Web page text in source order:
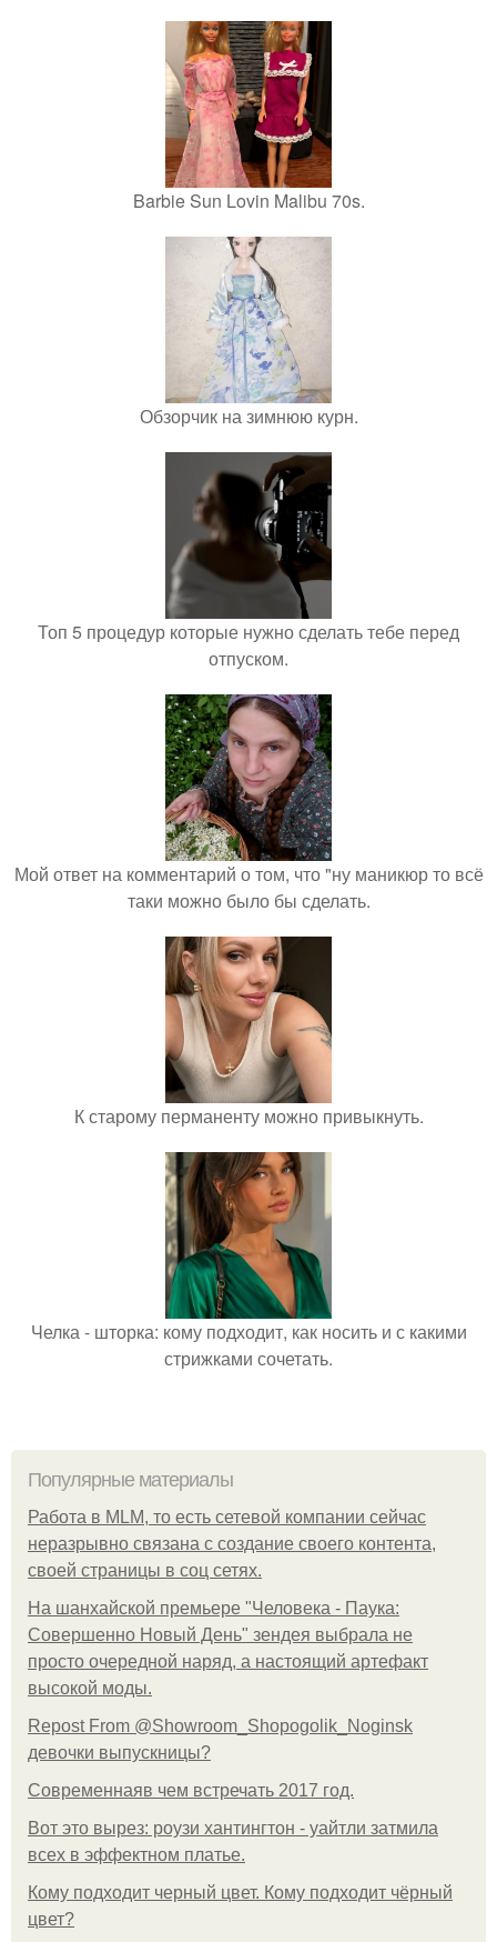
Barbie Sun Lovin Malibu 70s.
Обзорчик на зимнюю курн.
Топ 5 процедур которые нужно сделать тебе перед
отпуском.
Мой ответ на комментарий о том, что "ну маникюр то всё
таки можно было бы сделать.
К старому перманенту можно привыкнуть.
Челка - шторка: кому подходит, как носить и с какими
стрижками сочетать.
Популярные материалы
Работа в MLM, то есть сетевой компании сейчас
неразрывно связана с создание своего контента,
своей страницы в соц сетях.
На шанхайской премьере "Человека - Паука:
Совершенно Новый День" зендея выбрала не
просто очередной наряд, а настоящий артефакт
высокой моды.
Repost From @Showroom_Shopogolik_Noginsk
девочки выпускницы?
Современнаяв чем встречать 2017 год.
Вот это вырез: роузи хантингтон - уайтли затмила
всех в эффектном платьe.
Кому подходит черный цвет. Кому подходит чёрный
цвет?